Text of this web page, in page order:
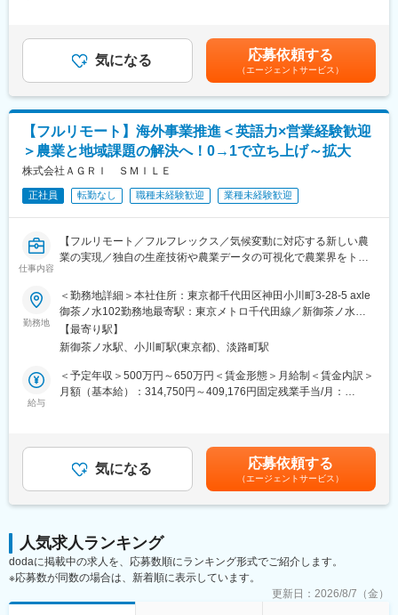
Google Workspace、Slack、Notion、1password、ZOOM、
Microsoft 365、Windows 365、Adobe、Goodline、
SecureNavi、Apple Business Manager、Deep Instinct、
LANSCOPE、Verona SASE、Sansan
変更の範囲：会社の定める業務
・発電設備等の固定資産管理、減価償却
・プロジェクト単位での収支管理
・SPC特有の税務論点の整理
・税理士法人との折衝・資料作成
・再エネ関連の税制優遇の適用検討
＜SPC関連業務（キャリアに応じて）＞
・SPC設立に向けたスキーム検討補助
・出資者向け資料の作成支援
・資金調達スキームの管理
・契約・定款管理、運営管理
・クライアント（主に都市部企業）との打合せ対応（オンライン
中心）
・業務フロー整備、効率化推進
・監査対応など
■組織構成：
約20名
（1） SPC×再エネという専門性の高い領域
・市場価値の高いスキルが身につく環境
（2） 一括受託モデルで上流まで関われる
・SPCの設立～運営～税務申告までワンストップで提供
・クライアントは東京・大阪中心で訪問ほぼなし
・オンライン完結の業務設計のため、フルリモートが実現
（4） 働きやすい環境
・フルリモート／フルフレックス
・残業月平均10時間程度
齢、経験を考慮の上、決定します。※賞与あり（年最大3回、2ヶ
月分、業績に応じて支給）賃金はあくまでも目安の金額であり、
選考を通じて上下する可能性があります。月給(月額)は固定手当を
含めた表記です。
気になる 応募依頼する
（エージェントサービス）
【フルリモート】海外事業推進＜英語力×営業経験歓迎
＞農業と地域課題の解決へ！0→1で立ち上げ～拡大
株式会社ＡＧＲＩ ＳＭＩＬＥ
正社員 転勤なし 職種未経験歓迎 業種未経験歓迎
仕事内容
【フルリモート／フルフレックス／気候変動に対応する新しい農
業の実現／独自の生産技術や農業データの可視化で農業界をトー
■業務内容
海外事業の立ち上げ・推進担当者として、担当国におけるパート
ナー候補との商談、関係構築・実証プロジェクト運営管理、現地
規制対応など、事業開発・推進を一任します。（担当国はASEAN
地域を想定）
現地での導入試験やプロジェクトの進捗管理、および海外現地メ
ンバーとの協働
経営層の戦略に基づいた事業計画の策定、および現地でのPDCA
サイクルの実行
勤務地
＜勤務地詳細＞本社住所：東京都千代田区神田小川町3-28-5 axle
御茶ノ水102勤務地最寄駅：東京メトロ千代田線／新御茶ノ水駅
受動喫煙対策：屋内全面禁煙変更の範囲：会社の定める事業所
（リモートワーク含む）
【最寄り駅】
新御茶ノ水駅、小川町駅(東京都)、淡路町駅
給与
＜予定年収＞500万円～650万円＜賃金形態＞月給制＜賃金内訳＞
月額（基本給）：314,750円～409,176円固定残業手当/月：
でも目安の金額であり、選考を通じて上下する可能性がありま
す。月給(月額)は固定手当を含めた表記です。
気になる 応募依頼する
（エージェントサービス）
人気求人ランキング
dodaに掲載中の求人を、応募数順にランキング形式でご紹介します。
※応募数が同数の場合は、新着順に表示しています。
更新日： 2026/8/7（金）